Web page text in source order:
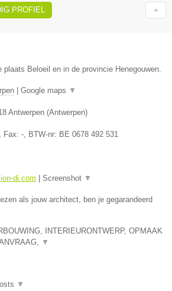
PROFIEL
plaats Beloeil en in de provincie Henegouwen.
Google maps ▼
Antwerpen (Antwerpen)
, Fax: -, BTW-nr: BE 0678 492 531
di.com Screenshot ▼
als jouw architect, ben je gegarandeerd
INTERIEURONTWERP, OPMAAK
▼
▼